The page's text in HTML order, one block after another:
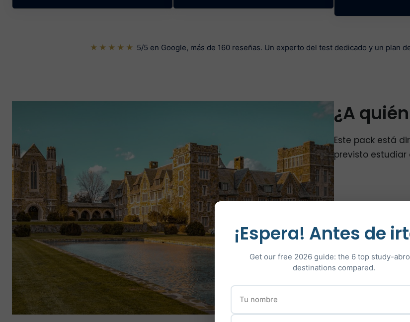
★★★★★ 5/5 en Google, más de 160 reseñas. Un experto del test dedicado y un plan
¿A
Este pack está
previsto estudiar
¡Espera! Antes de
Get our free 2026 guide: the 6 top study-
destinations compared.